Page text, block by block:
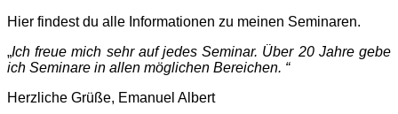
Hier findest du alle Informationen zu meinen Seminaren.
„Ich freue mich sehr auf jedes Seminar. Über 20 Jahre gebe
ich Seminare in allen möglichen Bereichen. “
Herzliche Grüße, Emanuel Albert